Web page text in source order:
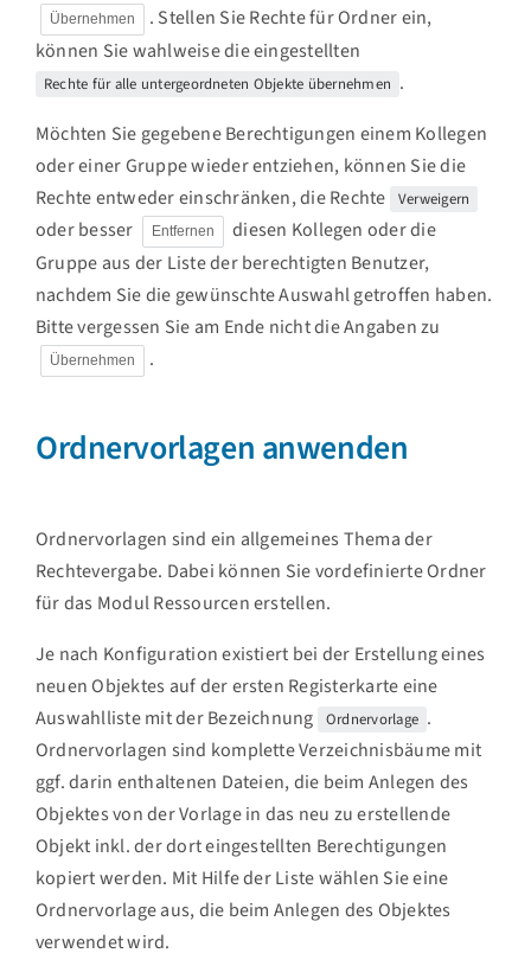
Übernehmen
. Stellen Sie Rechte für Ordner ein,
können Sie wahlweise die eingestellten
Rechte für alle untergeordneten Objekte übernehmen .
Möchten Sie gegebene Berechtigungen einem Kollegen
oder einer Gruppe wieder entziehen, können Sie die
Rechte entweder einschränken, die Rechte
Verweigern
oder besser Entfernen
diesen Kollegen oder die
Gruppe aus der Liste der berechtigten Benutzer,
nachdem Sie die gewünschte Auswahl getroffen haben.
Bitte vergessen Sie am Ende nicht die Angaben zu
Übernehmen .
Ordnervorlagen anwenden
Ordnervorlagen sind ein allgemeines Thema der
Rechtevergabe. Dabei können Sie vordefinierte Ordner
für das Modul Ressourcen erstellen.
Je nach Konfiguration existiert bei der Erstellung eines
neuen Objektes auf der ersten Registerkarte eine
Auswahlliste mit der Bezeichnung
Ordnervorlage .
Ordnervorlagen sind komplette Verzeichnisbäume mit
ggf. darin enthaltenen Dateien, die beim Anlegen des
Objektes von der Vorlage in das neu zu erstellende
Objekt inkl. der dort eingestellten Berechtigungen
kopiert werden. Mit Hilfe der Liste wählen Sie eine
Ordnervorlage aus, die beim Anlegen des Objektes
verwendet wird.